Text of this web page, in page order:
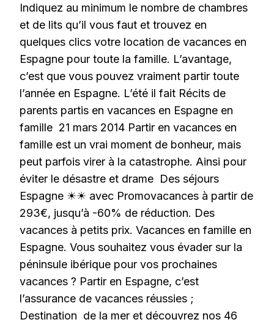
Indiquez au minimum le nombre de chambres
et de lits qu’il vous faut et trouvez en
quelques clics votre location de vacances en
Espagne pour toute la famille. L’avantage,
c’est que vous pouvez vraiment partir toute
l’année en Espagne. L’été il fait Récits de
parents partis en vacances en Espagne en
famille 21 mars 2014 Partir en vacances en
famille est un vrai moment de bonheur, mais
peut parfois virer à la catastrophe. Ainsi pour
éviter le désastre et drame Des séjours
Espagne ☀☀ avec Promovacances à partir de
293€, jusqu’à -60% de réduction. Des
vacances à petits prix. Vacances en famille en
Espagne. Vous souhaitez vous évader sur la
péninsule ibérique pour vos prochaines
vacances ? Partir en Espagne, c’est
l’assurance de vacances réussies ;
Destination de la mer et découvrez nos 46